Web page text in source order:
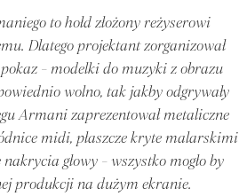
to hołd złożony reżyserowi
Dlatego projektant zorganizował
- modelki do muzyki z obrazu
wolno, tak jakby odgrywały
Armani zaprezentował metaliczne
midi, płaszcze kryte malarskimi
głowy - wszystko mogło by
produkcji na dużym ekranie.